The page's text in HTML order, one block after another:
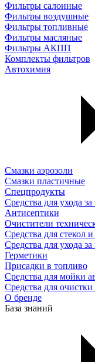
Фильтры салонные
Фильтры воздушные
Фильтры топливные
Фильтры масляные
Фильтры АКПП
Комплекты фильтров
Автохимия
Смазки аэрозоли
Смазки пластичные
Спецпродукты
Средства для ухода
Антисептики
Очистители
Средства для стекол и
Средства для ухода
Герметики
Присадки в топливо
Средства для мойки
Средства для очистки
О бренде
База знаний